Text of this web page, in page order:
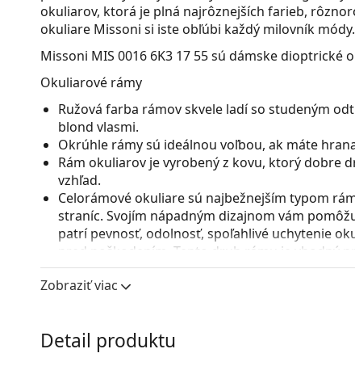
okuliarov, ktorá je plná najrôznejších farieb,
okuliare Missoni si iste obľúbi každý milovník módy.
Missoni MIS 0016 6K3 17 55sú dámske dioptrické
Okuliarové rámy
Ružová farba rámov skvele ladí so studeným
blond vlasmi.
Okrúhle rámy sú ideálnou voľbou, ak máte
Rám okuliarov je vyrobený z kovu, ktorý dobre
vzhľad.
Celorámové okuliare sú najbežnejším typom
straníc. Svojím nápadným dizajnom vám
patrí pevnosť, odolnosť, spoľahlivé uchytenie
pred poškodením. Tento druh rámu je vhodný
s vyššou optickou mohutnosťou.
Nastaviteľné sedielka umožňujú jemnú úpravu
zlomeniu.
Zobraziť viac
Detail produktu